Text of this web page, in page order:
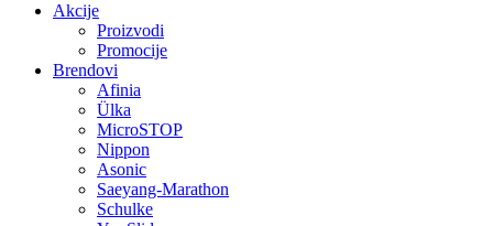
Akcije
Proizvodi
Promocije
Brendovi
Afinia
Ülka
MicroSTOP
Nippon
Asonic
Saeyang-Marathon
Schulke